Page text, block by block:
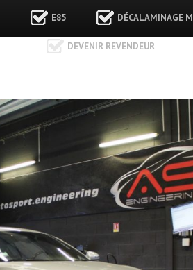
E85 DÉCALAMINAGE
DEVENIR REVENDEUR